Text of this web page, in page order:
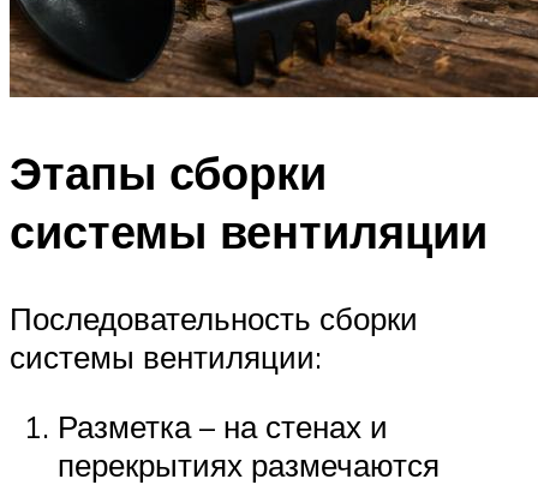
Этапы сборки
системы вентиляции
Последовательность сборки
системы вентиляции:
Разметка – на стенах и
перекрытиях размечаются